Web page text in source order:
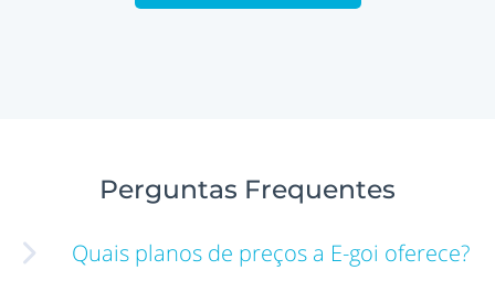
Perguntas Frequentes
Quais planos de preços a E-goi oferece?